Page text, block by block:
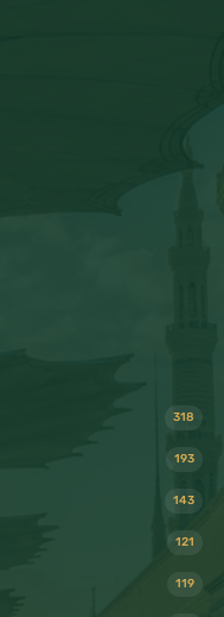
318
193
143
121
119